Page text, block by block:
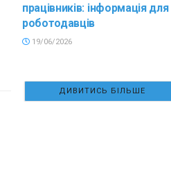
працівників: інформація для
роботодавців
19/06/2026
ДИВИТИСЬ БІЛЬШЕ